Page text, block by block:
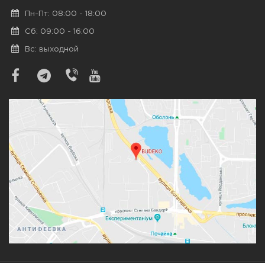
Пн-Пт: 08:00 - 18:00
Сб: 09:00 - 16:00
Вс: выходной